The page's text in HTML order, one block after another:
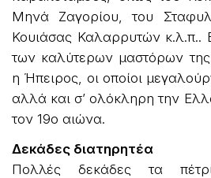
Μηνά Ζαγορίου, του
Κουιάσας Καλαρρυτών κ.λ.π..
των καλύτερων μαστόρων της
η Ήπειρος, οι οποίοι
αλλά και σ’ ολόκληρη την
τον 19ο αιώνα.
Δεκάδες διατηρητέα
Πολλές δεκάδες τα